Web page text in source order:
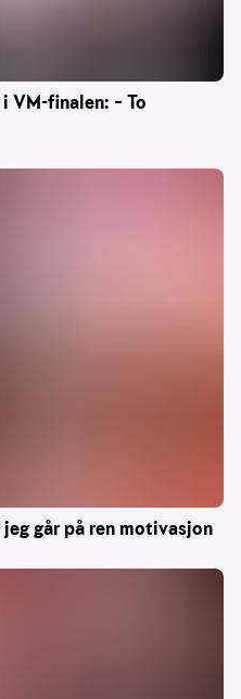
VM-finalen: – To
går på ren motivasjon